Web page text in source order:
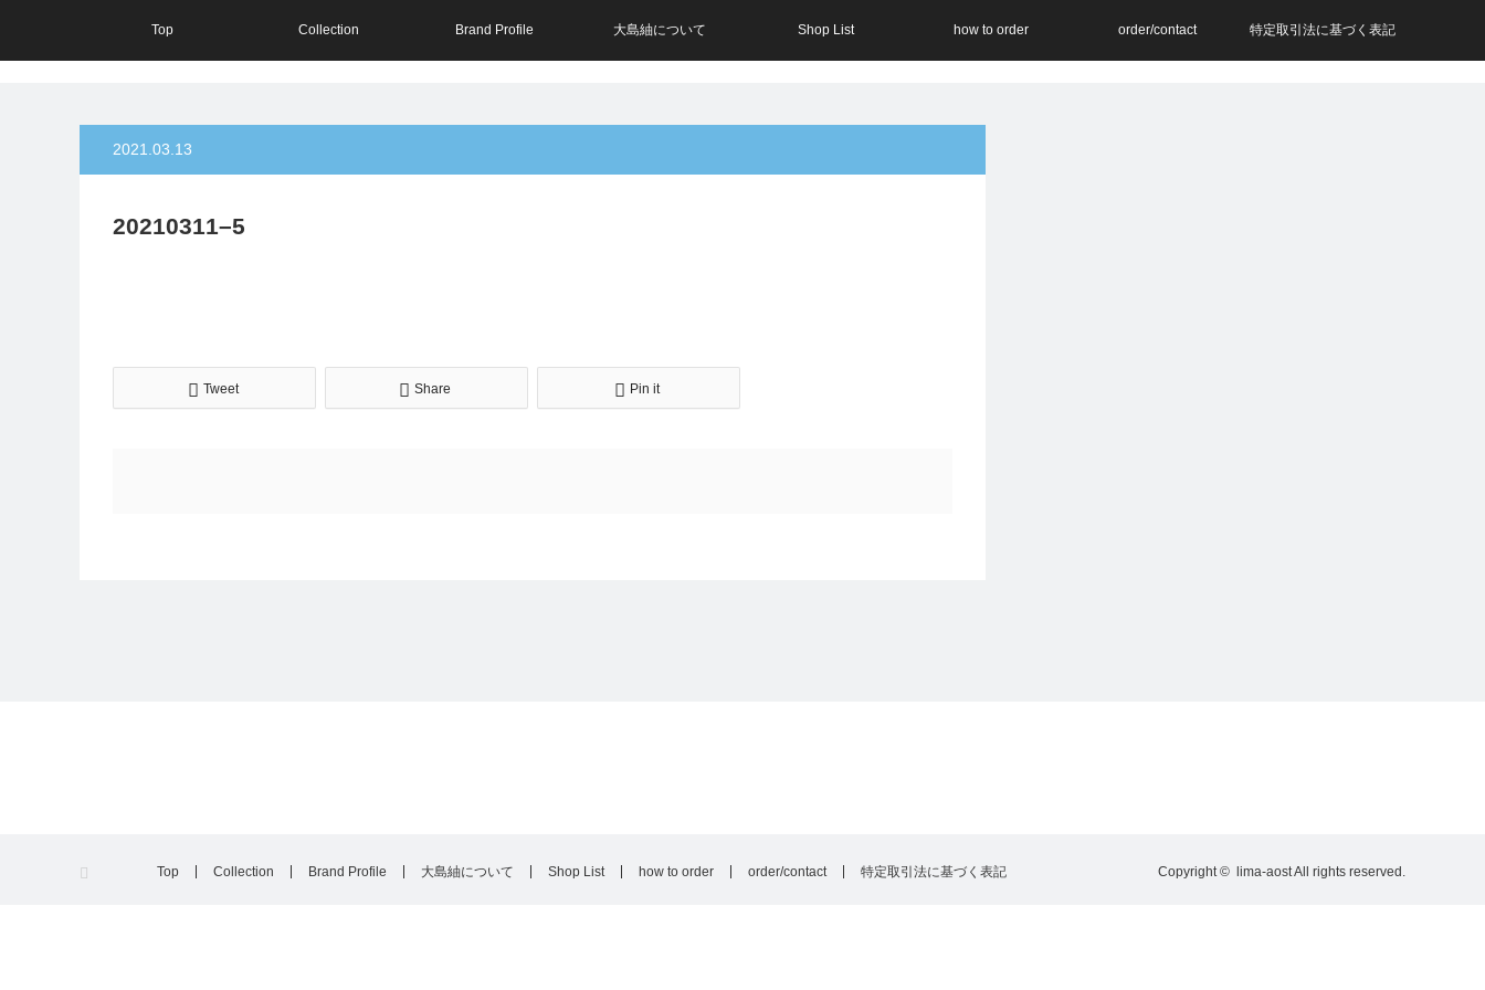
Top Collection Brand Profile 大島紬について Shop List how to order order/contact 特定取引法に基づく表記
2021.03.13
20210311–5
Tweet Share Pin it
Top Collection Brand Profile 大島紬について Shop List how to order order/contact 特定取引法に基づく表記 Copyright © lima-aostAll rights reserved.